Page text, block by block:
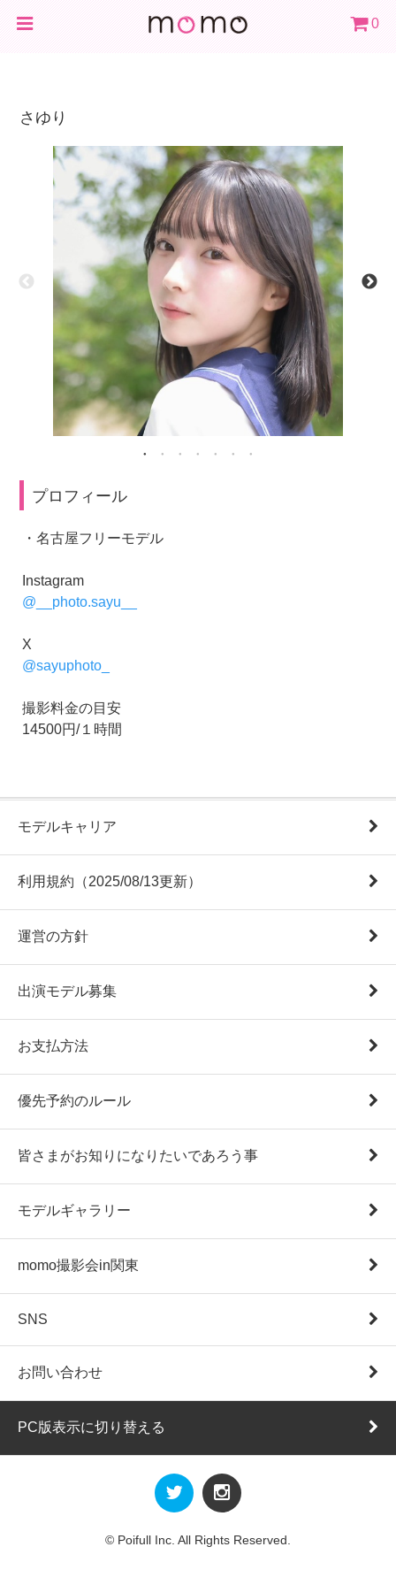
0
さゆり
プロフィール
・名古屋フリーモデル
Instagram
@__photo.sayu__
X
@sayuphoto_
撮影料金の目安
14500円/１時間
モデルキャリア
利用規約（2025/08/13更新）
運営の方針
出演モデル募集
お支払方法
優先予約のルール
皆さまがお知りになりたいであろう事
モデルギャラリー
momo撮影会in関東
SNS
お問い合わせ
PC版表示に切り替える
© Poifull Inc. All Rights Reserved.